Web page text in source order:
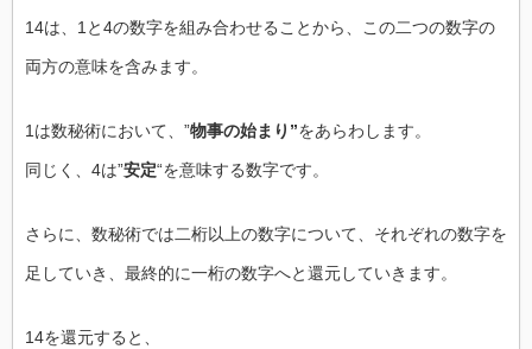
14は、1と4の数字を組み合わせることから、この二つの数字の
両方の意味を含みます。
1は数秘術において、”物事の始まり”をあらわします。
同じく、4は”安定“を意味する数字です。
さらに、数秘術では二桁以上の数字について、それぞれの数字を
足していき、最終的に一桁の数字へと還元していきます。
14を還元すると、